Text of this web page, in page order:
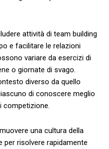
attività di‌ team‍ building
e facilitare le relazioni
variare da ‌esercizi di
o giornate‍ di svago.
diverso da quello
​di ‍conoscere meglio
competizione.
una cultura della
per risolvere rapidamente